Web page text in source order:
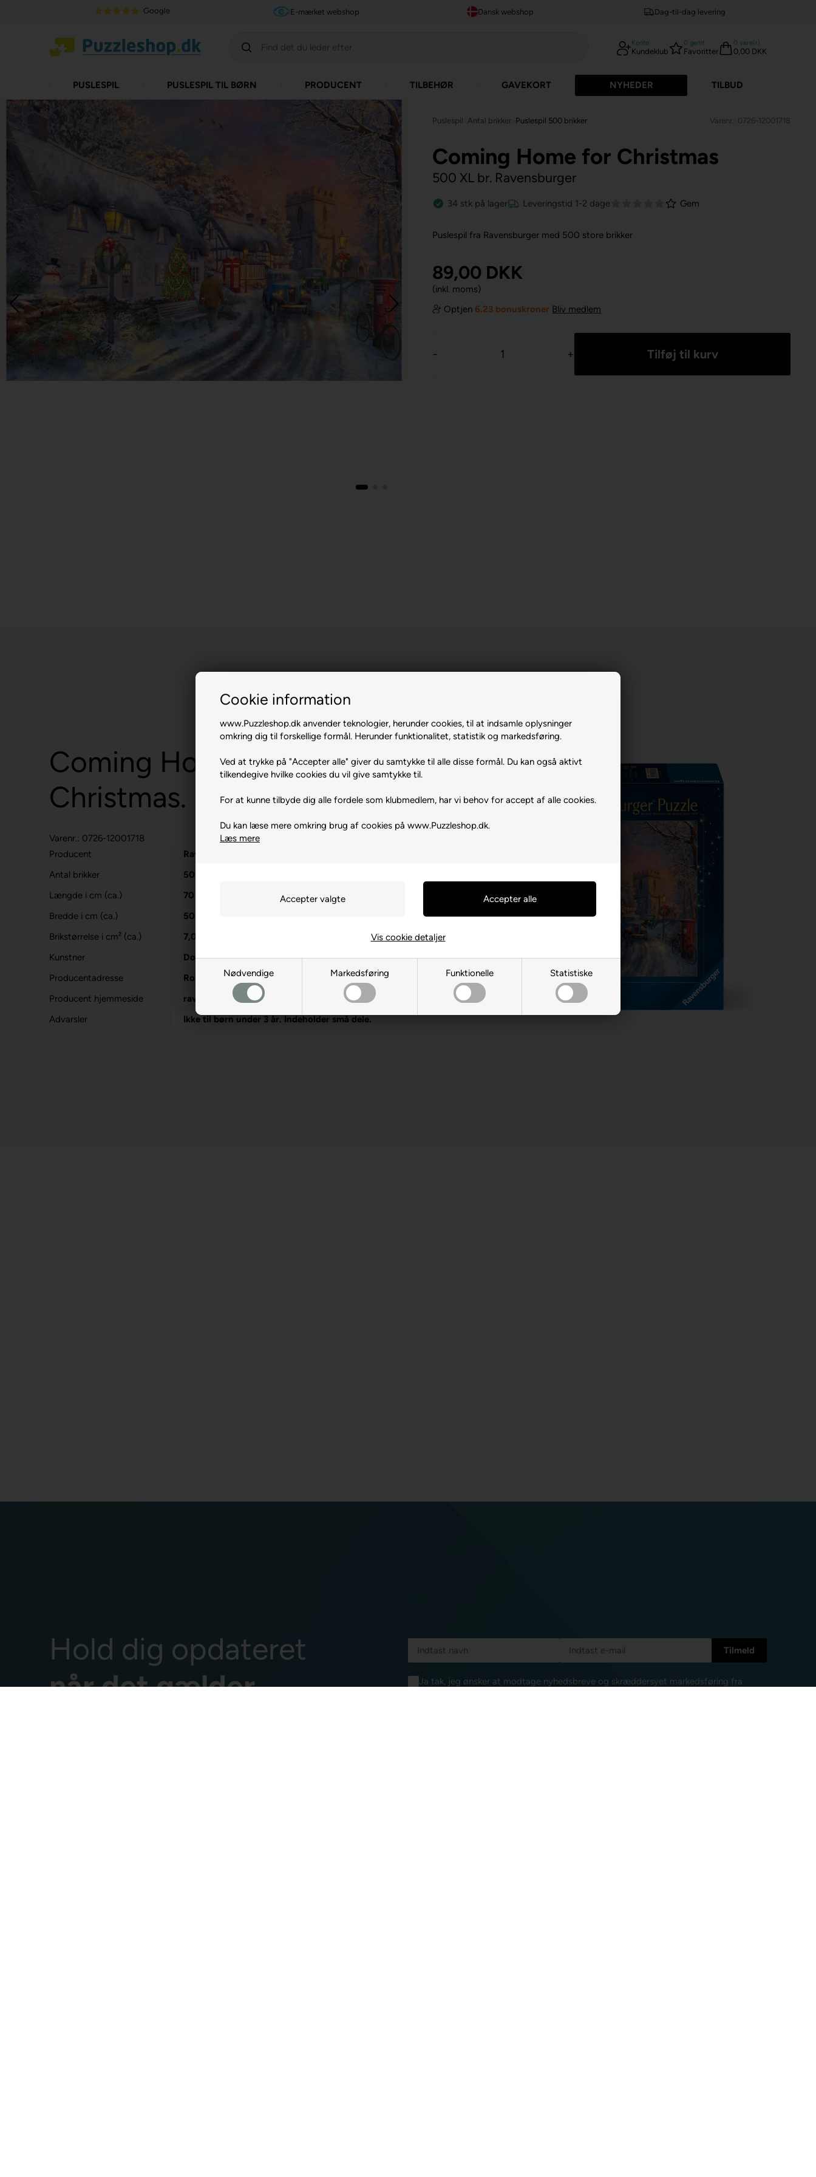
Cookie information
www.Puzzleshop.dk anvender teknologier, herunder cookies, til at indsamle oplysninger
omkring dig til forskellige formål. Herunder funktionalitet, statistik og markedsføring.
Ved at trykke på "Accepter alle" giver du samtykke til alle disse formål. Du kan også aktivt
tilkendegive hvilke cookies du vil give samtykke til.
For at kunne tilbyde dig alle fordele som klubmedlem, har vi behov for accept af alle cookies.
Du kan læse mere omkring brug af cookies på www.Puzzleshop.dk.
Læs mere
Nødvendige Markedsføring Funktionelle Statistiske
Vis cookie detaljer
Google E-mærket webshop Dansk webshop Dag-til-dag levering
Konto
Kundeklub
0 gemt
Favoritter
0 vare(r)
0,00 DKK
PUSLESPIL PUSLESPIL TIL BØRN PRODUCENT TILBEHØR GAVEKORT NYHEDER TILBUD
Puslespil Antal brikker Puslespil 500 brikker Varenr.: 0726-12001718
Coming Home for Christmas
500 XL br. Ravensburger
34 stk på lager Leveringstid 1-2 dage Gem
Puslespil fra Ravensburger med 500 store brikker
89,00 DKK
(inkl. moms)
Optjen 6.23 bonuskroner Bliv medlem
- +
Coming Home for
Christmas.
Varenr.: 0726-12001718
Producent
Ravensburger
Antal brikker
500
Længde i cm (ca.)
70
Bredde i cm (ca.)
50
Brikstørrelse i cm² (ca.)
7,0
Kunstner
Dominic Davison
Producentadresse
Robert-Bosch-Str. 1, DE-88214 Ravensburg
Producent hjemmeside
ravensburger.org
Advarsler
Ikke til børn under 3 år. Indeholder små dele.
Hold dig opdateret
når det gælder
Ja tak, jeg ønsker at modtage nyhedsbreve og skræddersyet markedsføring fra